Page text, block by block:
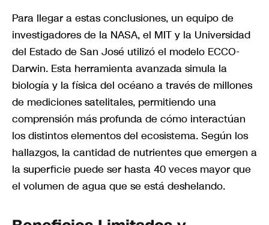
Para llegar a estas conclusiones, un equipo de
investigadores de la NASA, el MIT y la Universidad
del Estado de San José utilizó el modelo ECCO-
Darwin. Esta herramienta avanzada simula la
biología y la física del océano a través de millones
de mediciones satelitales, permitiendo una
comprensión más profunda de cómo interactúan
los distintos elementos del ecosistema. Según los
hallazgos, la cantidad de nutrientes que emergen a
la superficie puede ser hasta 40 veces mayor que
el volumen de agua que se está deshelando.